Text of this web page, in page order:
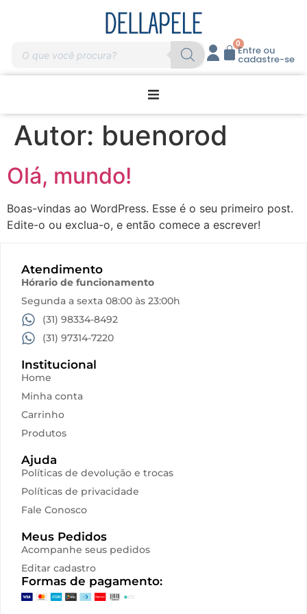
0
Entre ou
cadastre-se
Promoções
Marcas
Acessórios
Produtos Descartáveis
Lançamentos
Autor: buenorod
Olá, mundo!
Boas-vindas ao WordPress. Esse é o seu primeiro post.
Edite-o ou exclua-o, e então comece a escrever!
Atendimento
Hórario de funcionamento
Segunda a sexta 08:00 às 23:00h
(31) 98334-8492
(31) 97314-7220
Institucional
Home
Minha conta
Carrinho
Produtos
Ajuda
Políticas de devolução e trocas
Políticas de privacidade
Fale Conosco
Meus Pedidos
Acompanhe seus pedidos
Editar cadastro
Formas de pagamento: